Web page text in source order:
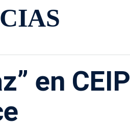
en CEIP